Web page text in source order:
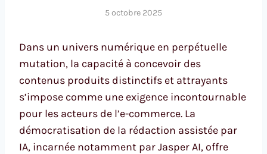
5 octobre 2025
Dans un univers numérique en perpétuelle
mutation, la capacité à concevoir des
contenus produits distinctifs et attrayants
s’impose comme une exigence incontournable
pour les acteurs de l’e-commerce. La
démocratisation de la rédaction assistée par
IA, incarnée notamment par Jasper AI, offre